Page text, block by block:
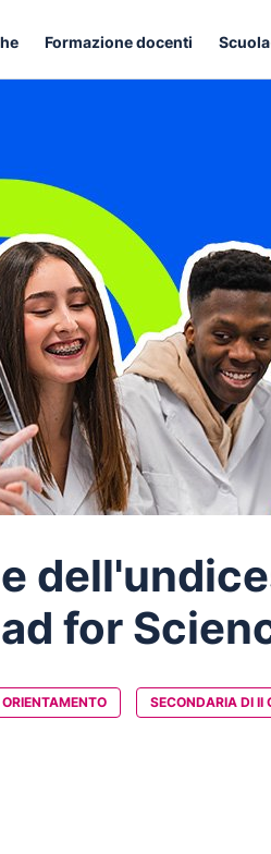
Formazione docenti
for
ORIENTAMENTO SECONDARIA DI II